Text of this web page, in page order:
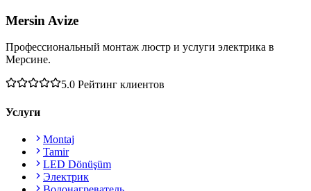
Mersin Avize
Профессиональный монтаж люстр и услуги электрика в
Мерсине.
5.0 Рейтинг клиентов
Услуги
Montaj
Tamir
LED Dönüşüm
Электрик